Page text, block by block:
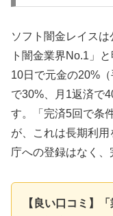
ソフト闇金レイス
ト闇金業界No.1」
10日で元金の20%
で30%、月1返済で
す。「完済5回で条
が、これは長期利
庁への登録はなく、
【良い口コミ】